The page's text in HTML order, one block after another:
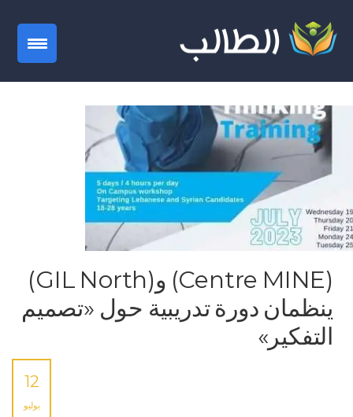
(Centre MINE) و(GIL North)
ينظمان دورة تدريبية حول «تصميم
التفكير»
12
يوليو